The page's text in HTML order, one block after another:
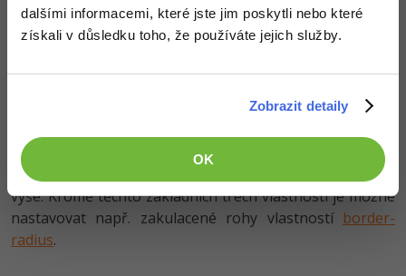
dalšími informacemi, které jste jim poskytli nebo které
získali v důsledku toho, že používáte jejich služby.
Zobrazit detaily
OK
Více příkladů najdete u samostatných vlastností, viz.
výše. Kromě těchto základních třech vlastností je možné
nastavovat např. zakulacené rohy vlastností border-
radius.